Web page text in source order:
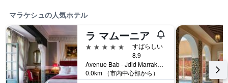
マラケシュの人気ホテル
ラ マムーニア
5つ星
すばらしい
8.9
Avenue Bab - Jdid Marrakech 40 040 MA, マラケシュ, モロッコ
0.0km （市内中心部から）